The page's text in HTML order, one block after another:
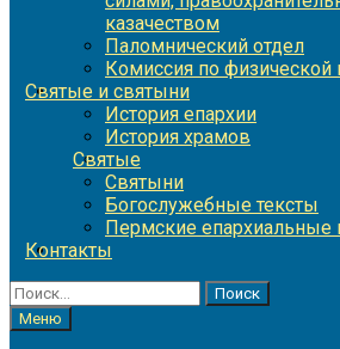
казачеством
Паломнический отдел
Комиссия по физической
Святые и святыни
История епархии
История храмов
Святые
Святыни
Богослужебные тексты
Пермские епархиальные
Контакты
Найти:
Меню